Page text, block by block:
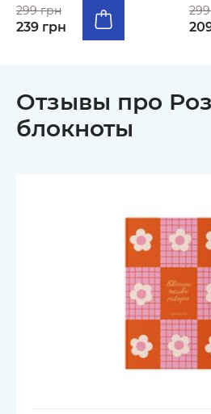
299 грн
239 грн
Отзывы про
блокноты